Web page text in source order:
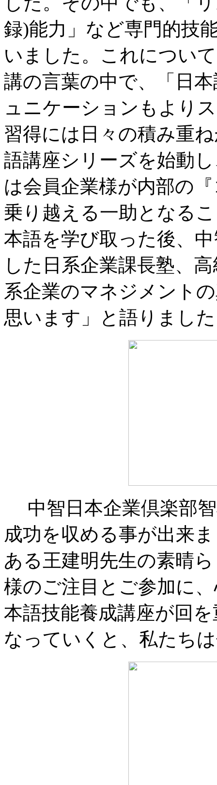
録)能力」など専門的技
いました。これについ
講の言葉の中で、「日
ュニケーションもより
習得には日々の積み重
語講座シリーズを始動
は会員企業様が内部の
乗り越える一助となる
本語を学び取った後、
した日系企業課長塾、
系企業のマネジメント
思います」と語りまし
中智日本企業倶楽部
成功を収める事が出来
ある王建明先生の素晴
様のご注目とご参加に
本語技能養成講座が回
なっていくと、私たち